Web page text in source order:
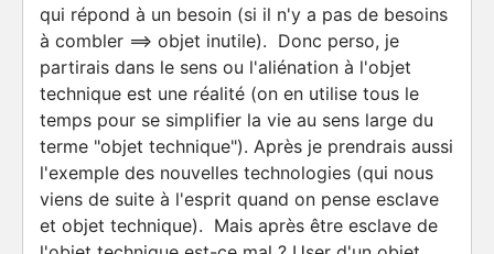
qui répond à un besoin (si il n'y a pas de besoins
à combler ==> objet inutile). Donc perso, je
partirais dans le sens ou l'aliénation à l'objet
technique est une réalité (on en utilise tous le
temps pour se simplifier la vie au sens large du
terme "objet technique"). Après je prendrais aussi
l'exemple des nouvelles technologies (qui nous
viens de suite à l'esprit quand on pense esclave
et objet technique). Mais après être esclave de